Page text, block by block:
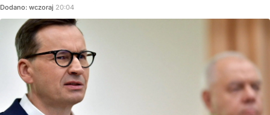
Dodano: wczoraj 20:04